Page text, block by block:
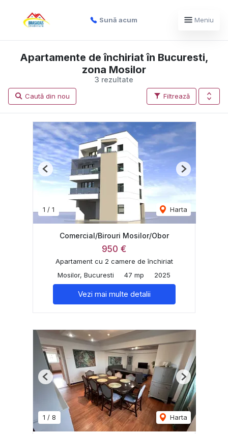
Sună acum Meniu
3 rezultate
Apartamente de închiriat în Bucuresti,
zona Mosilor
Filtrează
Caută din nou
1 / 1 Harta
Previous Next
Comercial/Birouri Mosilor/Obor
950 €
Apartament cu 2 camere de închiriat
Mosilor, Bucuresti
47 mp 2025
Vezi mai multe detalii
1 / 8 Harta
Previous Next